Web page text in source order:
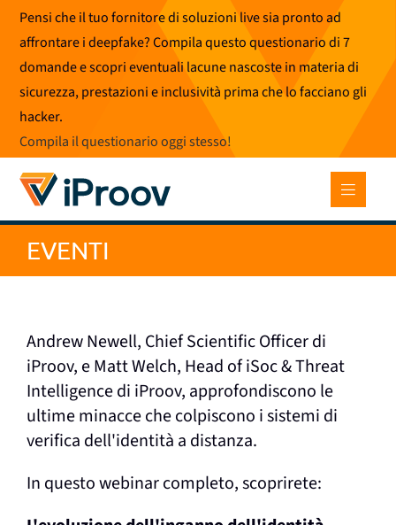
Vai
contenuto
Pensi che il tuo fornitore di soluzioni live sia pronto ad
affrontare i deepfake? Compila questo questionario di 7
domande e scopri eventuali lacune nascoste in materia di
sicurezza, prestazioni e inclusività prima che lo facciano gli
hacker.
Compila il questionario oggi stesso!
EVENTI
Andrew Newell, Chief Scientific Officer di
iProov, e Matt Welch, Head of iSoc & Threat
Intelligence di iProov, approfondiscono le
ultime minacce che colpiscono i sistemi di
verifica dell'identità a distanza.
In questo webinar completo, scoprirete: